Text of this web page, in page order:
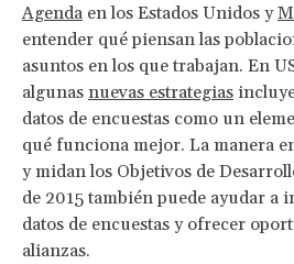
Agenda en los Estados Unidos y
entender qué piensan las
asuntos en los que trabajan. En
algunas nuevas estrategias
datos de encuestas como un
qué funciona mejor. La manera
y midan los Objetivos de
de 2015 también puede ayudar a
datos de encuestas y ofrecer
alianzas.